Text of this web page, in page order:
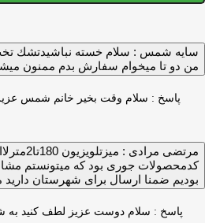
سايه شمس : سلام خسته نباشيدتشك
من دو تا ميخوام سفارش بدم ممنون
پاسخ : سلام وقت بخیر خانم شمس
مرتضی مرادی :
کدمحصولات جوری بود که میتونستم
بودیم ضمنا ارسال برای شهرستان دارید
پاسخ :